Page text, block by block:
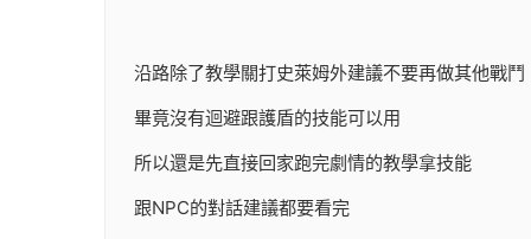
沿路除了教學關打史萊姆外建議不要再做其他戰鬥
畢竟沒有迴避跟護盾的技能可以用
所以還是先直接回家跑完劇情的教學拿技能
跟NPC的對話建議都要看完